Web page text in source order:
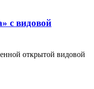
с видовой
открытой видовой